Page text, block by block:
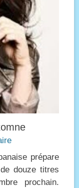
prépare
douze titres
prochain.